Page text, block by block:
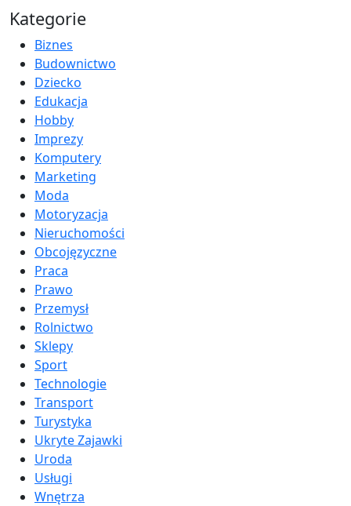
Kategorie
Biznes
Budownictwo
Dziecko
Edukacja
Hobby
Imprezy
Komputery
Marketing
Moda
Motoryzacja
Nieruchomości
Obcojęzyczne
Praca
Prawo
Przemysł
Rolnictwo
Sklepy
Sport
Technologie
Transport
Turystyka
Ukryte Zajawki
Uroda
Usługi
Wnętrza